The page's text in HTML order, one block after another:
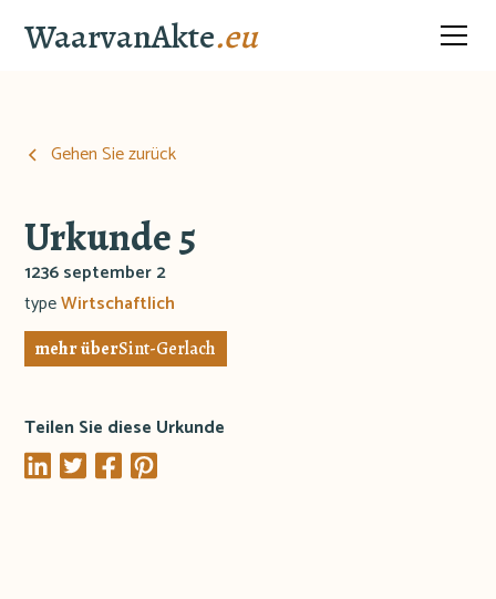
WaarvanAkte.eu
Gehen Sie zurück
Urkunde 5
1236 september 2
typeWirtschaftlich
mehr überSint-Gerlach
Teilen Sie diese Urkunde